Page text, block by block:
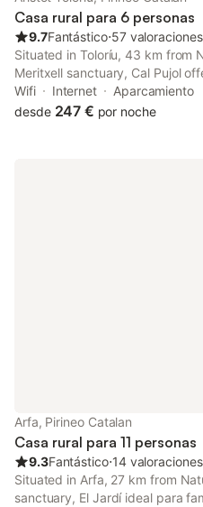
juegos de mesa y equipamiento
niños en el recinto.
Casa rural para 6 personas
9.7Fantástico⋅57 valoraciones
Situated in Toloríu, 43 km from
Meritxell sanctuary, Cal Pujol
conditioning. This property
private parking and free WiFi.
Wifi Internet
Aparcamiento
desde 247 € por noche
Arfa, Pirineo Catalan
Casa rural para 11 personas
9.3Fantástico⋅14 valoraciones
Situated in Arfa, 27 km from
sanctuary, El Jardí ideal para